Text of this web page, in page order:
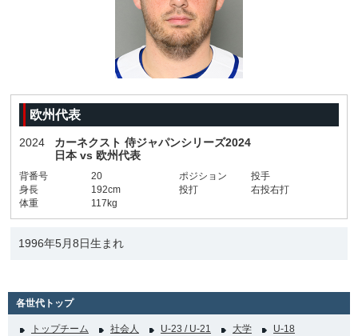
欧州代表
2024
カーネクスト 侍ジャパンシリーズ2024
日本 vs 欧州代表
背番号 20 ポジション
投手
身長
192cm 投打
右投右打
体重
117kg
1996年5月8日生まれ
各世代トップ
トップチーム 社会人 U-23 / U-21 大学
U-18